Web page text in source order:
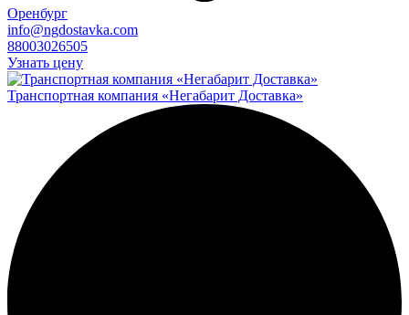
Оренбург
info@ngdostavka.com
88003026505
Узнать цену
Транспортная компания «Негабарит Доставка»